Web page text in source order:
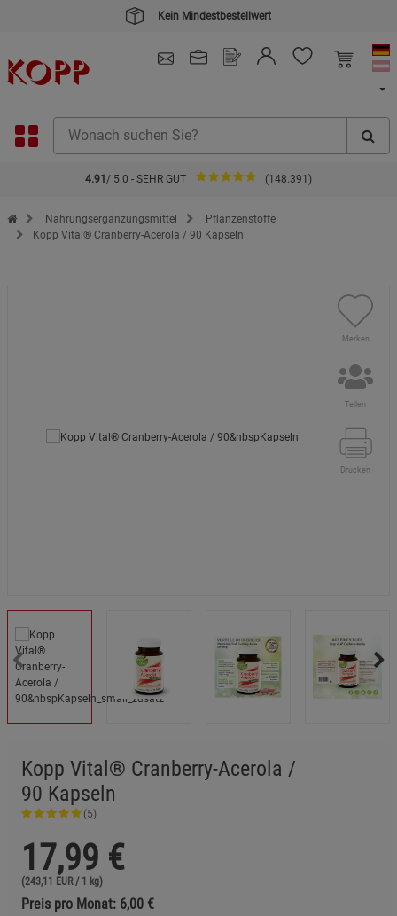
Kein Mindestbestellwert
4.91 / 5.0 - SEHR GUT (148.391)
Zur Startseite des Kopp Verlag Online-Shop
Nahrungsergänzungsmittel
Pflanzenstoffe
Kopp Vital® Cranberry-Acerola / 90 Kapseln
Merken
Teilen
Drucken
Kopp Vital® Cranberry-Acerola /
90 Kapseln
(5)
17,99 €
(243,11 EUR / 1 kg)
Preis pro Monat: 6,00 €